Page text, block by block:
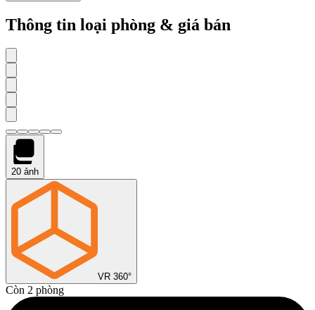
Thông tin loại phòng & giá bán
20 ảnh
VR 360°
Còn 2 phòng